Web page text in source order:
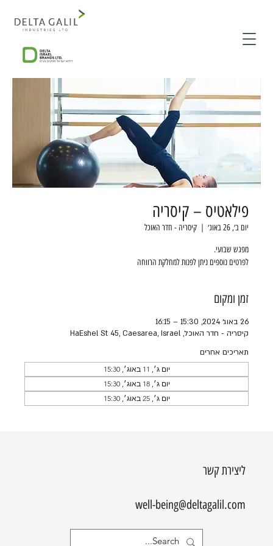
פילאטיס – קיסריה
יום ב׳, 26 באוג׳
  |
קיסריה - חדר האוכל
לפרטים נוספים ניתן לפנות למחלקת הרווחה
זמן ומקום
26 באוג׳ 2024, 15:30 – 16:15
קיסריה - חדר האוכל, HaEshel St 45, Caesarea, Israel
תאריכים אחרים
יום ג׳, 11 באוג׳, 15:30
יום ג׳, 18 באוג׳, 15:30
יום ג׳, 25 באוג׳, 15:30
ליצירת קשר
well-being@deltagalil.com